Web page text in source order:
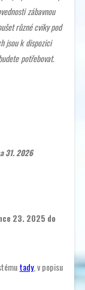
zábavnou
různé cviky pod
jsou k dispozici
potřebovat.
31. 2026
23. 2025 do
tady, v popisu